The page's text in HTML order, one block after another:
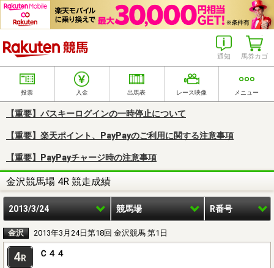
馬券カゴ
通知
投票 入金 出馬表 レース映像 メニュー
【重要】パスキーログインの一時停止について
【重要】楽天ポイント、PayPayのご利用に関する注意事項
【重要】PayPayチャージ時の注意事項
金沢競馬場 4R 競走成績
2013/3/24 競馬場 R番号
金沢 2013年3月24日第18回 金沢競馬 第1日
4R Ｃ４４